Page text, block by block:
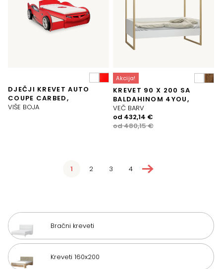
DJEČJI KREVET AUTO
COUPE CARBED,
VIŠE BOJA
Akcija!
KREVET 90 X 200 SA
BALDAHINOM 4YOU,
VEČ BARV
od480,15€
Izvorna
cijena
od 432,14 €
Trenutna
cijena
1 2 3 4→
Bračni kreveti
Kreveti 160x200